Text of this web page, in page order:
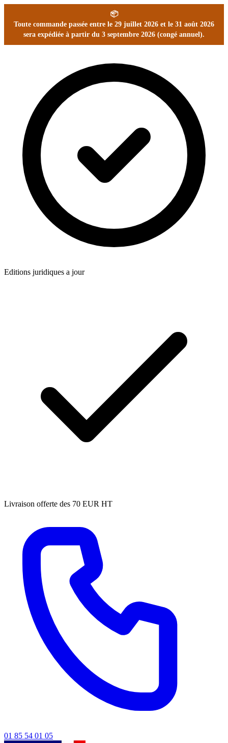
📦
Toute commande passée entre le 29 juillet 2026 et le 31 août 2026
sera expédiée à partir du 3 septembre 2026 (congé annuel).
Editions juridiques a jour
Livraison offerte des 70 EUR HT
01 85 54 01 05